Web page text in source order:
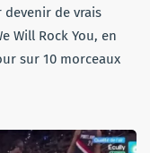
de vrais
Will Rock You, en
sur 10 morceaux